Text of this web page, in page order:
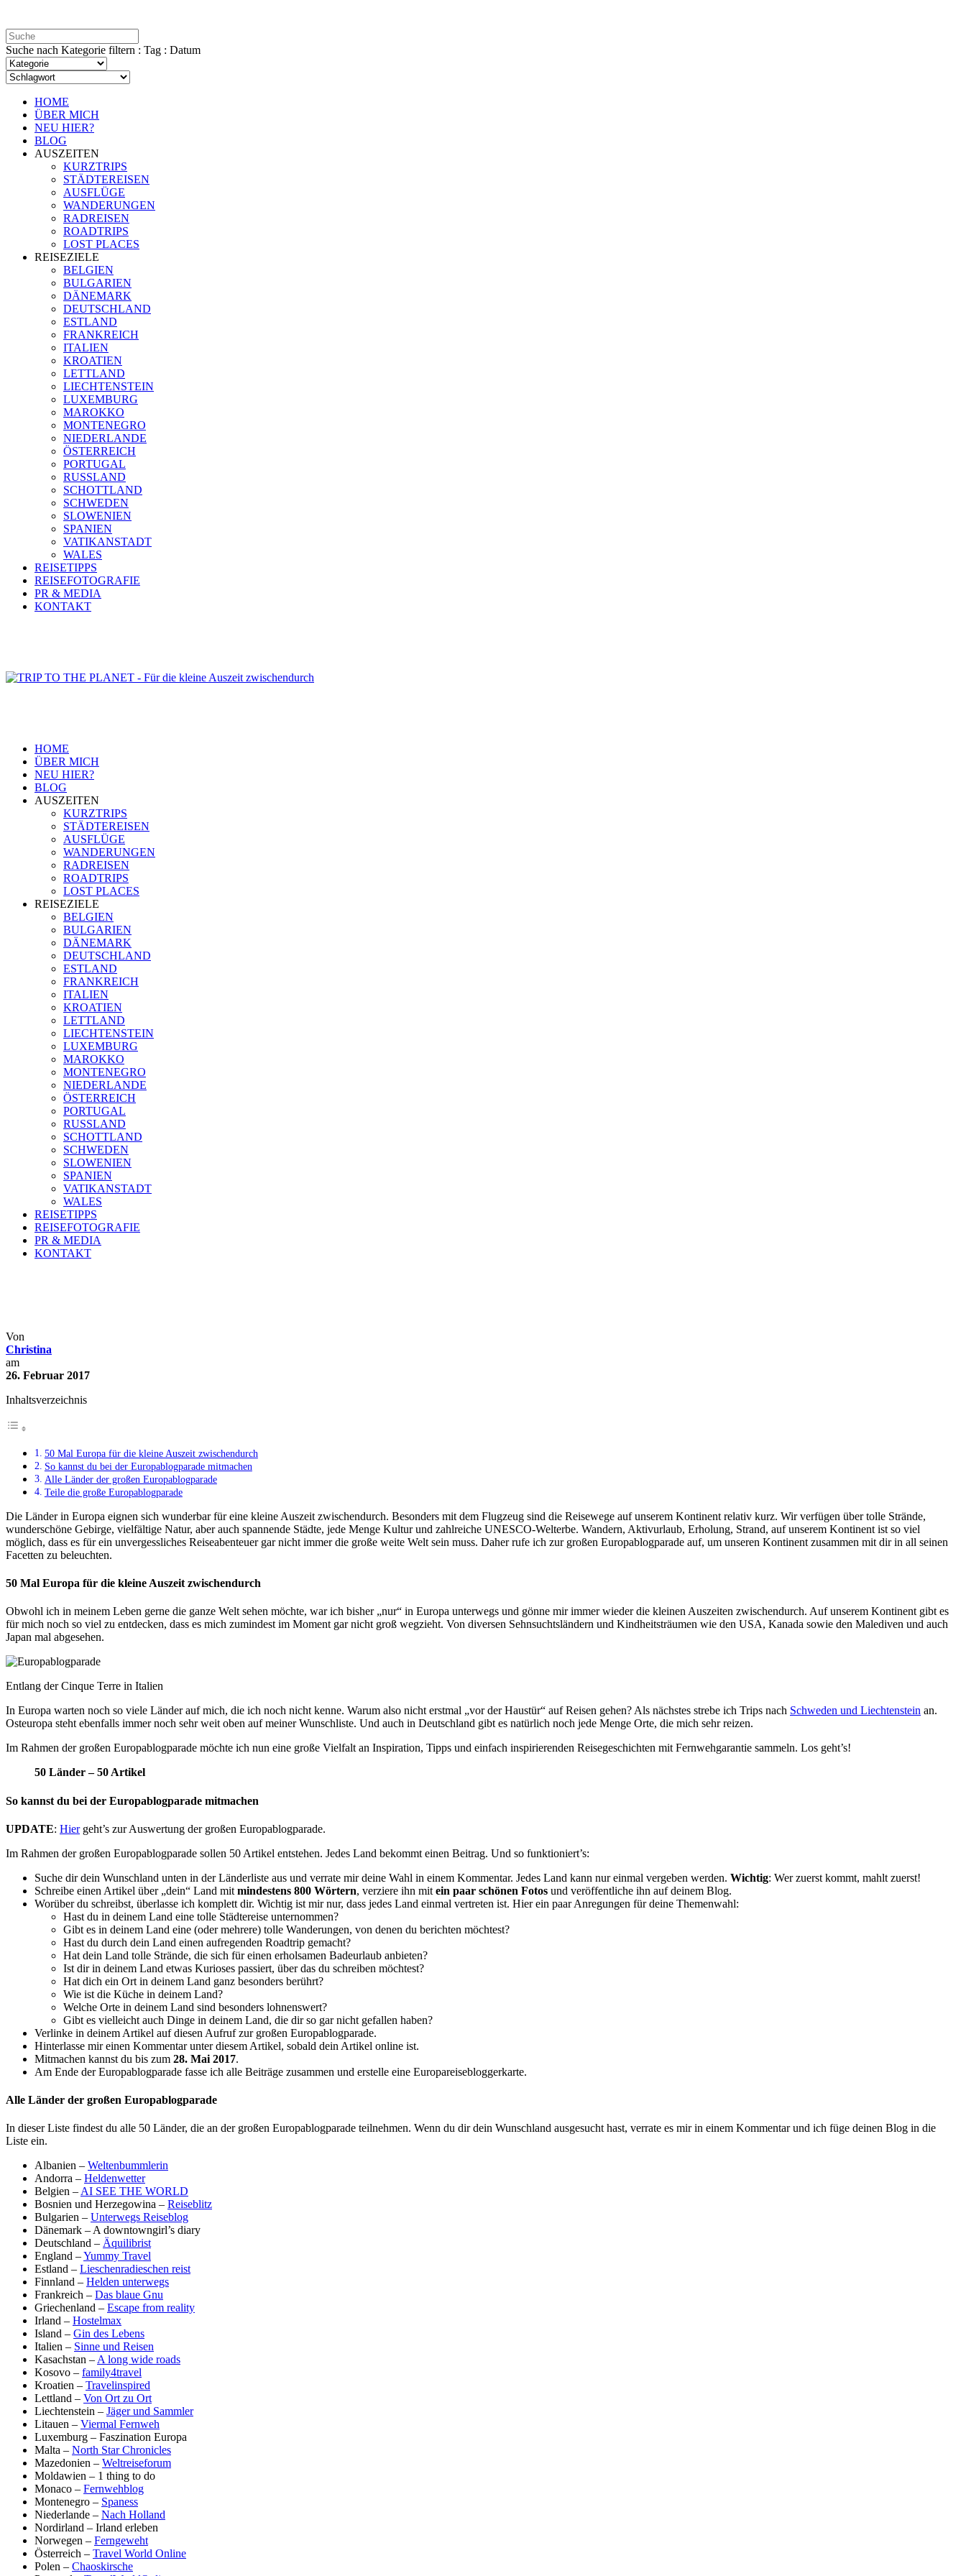
Suche nach Kategorie filtern : Tag : Datum
HOME
ÜBER MICH
NEU HIER?
BLOG
AUSZEITEN
KURZTRIPS
STÄDTEREISEN
AUSFLÜGE
WANDERUNGEN
RADREISEN
ROADTRIPS
LOST PLACES
REISEZIELE
BELGIEN
BULGARIEN
DÄNEMARK
DEUTSCHLAND
ESTLAND
FRANKREICH
ITALIEN
KROATIEN
LETTLAND
LIECHTENSTEIN
LUXEMBURG
MAROKKO
MONTENEGRO
NIEDERLANDE
ÖSTERREICH
PORTUGAL
RUSSLAND
SCHOTTLAND
SCHWEDEN
SLOWENIEN
SPANIEN
VATIKANSTADT
WALES
REISETIPPS
REISEFOTOGRAFIE
PR & MEDIA
KONTAKT
HOME
ÜBER MICH
NEU HIER?
BLOG
AUSZEITEN
KURZTRIPS
STÄDTEREISEN
AUSFLÜGE
WANDERUNGEN
RADREISEN
ROADTRIPS
LOST PLACES
REISEZIELE
BELGIEN
BULGARIEN
DÄNEMARK
DEUTSCHLAND
ESTLAND
FRANKREICH
ITALIEN
KROATIEN
LETTLAND
LIECHTENSTEIN
LUXEMBURG
MAROKKO
MONTENEGRO
NIEDERLANDE
ÖSTERREICH
PORTUGAL
RUSSLAND
SCHOTTLAND
SCHWEDEN
SLOWENIEN
SPANIEN
VATIKANSTADT
WALES
REISETIPPS
REISEFOTOGRAFIE
PR & MEDIA
KONTAKT
Von
Christina
am
26. Februar 2017
Inhaltsverzeichnis
50 Mal Europa für die kleine Auszeit zwischendurch
So kannst du bei der Europablogparade mitmachen
Alle Länder der großen Europablogparade
Teile die große Europablogparade
Die Länder in Europa eignen sich wunderbar für eine kleine Auszeit zwischendurch. Besonders mit dem Flugzeug sind die Reisewege auf unserem Kontinent relativ kurz. Wir verfügen über tolle Strände,
wunderschöne Gebirge, vielfältige Natur, aber auch spannende Städte, jede Menge Kultur und zahlreiche UNESCO-Welterbe. Wandern, Aktivurlaub, Erholung, Strand, auf unserem Kontinent ist so viel
möglich, dass es für ein unvergessliches Reiseabenteuer gar nicht immer die große weite Welt sein muss. Daher rufe ich zur großen Europablogparade auf, um unseren Kontinent zusammen mit dir in all seinen
Facetten zu beleuchten.
50 Mal Europa für die kleine Auszeit zwischendurch
Obwohl ich in meinem Leben gerne die ganze Welt sehen möchte, war ich bisher „nur“ in Europa unterwegs und gönne mir immer wieder die kleinen Auszeiten zwischendurch. Auf unserem Kontinent gibt es
für mich noch so viel zu entdecken, dass es mich zumindest im Moment gar nicht groß wegzieht. Von diversen Sehnsuchtsländern und Kindheitsträumen wie den USA, Kanada sowie den Malediven und auch
Japan mal abgesehen.
Entlang der Cinque Terre in Italien
In Europa warten noch so viele Länder auf mich, die ich noch nicht kenne. Warum also nicht erstmal „vor der Haustür“ auf Reisen gehen? Als nächstes strebe ich Trips nach Schweden und Liechtenstein an.
Osteuropa steht ebenfalls immer noch sehr weit oben auf meiner Wunschliste. Und auch in Deutschland gibt es natürlich noch jede Menge Orte, die mich sehr reizen.
Im Rahmen der großen Europablogparade möchte ich nun eine große Vielfalt an Inspiration, Tipps und einfach inspirierenden Reisegeschichten mit Fernwehgarantie sammeln. Los geht’s!
50 Länder – 50 Artikel
So kannst du bei der Europablogparade mitmachen
UPDATE: Hiergeht’s zur Auswertung der großen Europablogparade.
Im Rahmen der großen Europablogparade sollen 50 Artikel entstehen. Jedes Land bekommt einen Beitrag. Und so funktioniert’s:
Suche dir dein Wunschland unten in der Länderliste aus und verrate mir deine Wahl in einem Kommentar. Jedes Land kann nur einmal vergeben werden. Wichtig: Wer zuerst kommt, mahlt zuerst!
Schreibe einen Artikel über „dein“ Land mit mindestens 800 Wörtern, verziere ihn mit ein paar schönen Fotos und veröffentliche ihn auf deinem Blog.
Worüber du schreibst, überlasse ich komplett dir. Wichtig ist mir nur, dass jedes Land einmal vertreten ist. Hier ein paar Anregungen für deine Themenwahl:
Hast du in deinem Land eine tolle Städtereise unternommen?
Gibt es in deinem Land eine (oder mehrere) tolle Wanderungen, von denen du berichten möchtest?
Hast du durch dein Land einen aufregenden Roadtrip gemacht?
Hat dein Land tolle Strände, die sich für einen erholsamen Badeurlaub anbieten?
Ist dir in deinem Land etwas Kurioses passiert, über das du schreiben möchtest?
Hat dich ein Ort in deinem Land ganz besonders berührt?
Wie ist die Küche in deinem Land?
Welche Orte in deinem Land sind besonders lohnenswert?
Gibt es vielleicht auch Dinge in deinem Land, die dir so gar nicht gefallen haben?
Verlinke in deinem Artikel auf diesen Aufruf zur großen Europablogparade.
Hinterlasse mir einen Kommentar unter diesem Artikel, sobald dein Artikel online ist.
Mitmachen kannst du bis zum 28. Mai 2017.
Am Ende der Europablogparade fasse ich alle Beiträge zusammen und erstelle eine Europareisebloggerkarte.
Alle Länder der großen Europablogparade
In dieser Liste findest du alle 50 Länder, die an der großen Europablogparade teilnehmen. Wenn du dir dein Wunschland ausgesucht hast, verrate es mir in einem Kommentar und ich füge deinen Blog in die
Liste ein.
Albanien – Weltenbummlerin
Andorra – Heldenwetter
Belgien –AI SEE THE WORLD
Bosnien und Herzegowina – Reiseblitz
Bulgarien – Unterwegs Reiseblog
Dänemark – A downtowngirl’s diary
Deutschland – Äquilibrist
England –Yummy Travel
Estland – Lieschenradieschen reist
Finnland – Helden unterwegs
Frankreich – Das blaue Gnu
Griechenland – Escape from reality
Irland – Hostelmax
Island – Gin des Lebens
Italien – Sinne und Reisen
Kasachstan –A long wide roads
Kosovo – family4travel
Kroatien – Travelinspired
Lettland – Von Ort zu Ort
Liechtenstein – Jäger und Sammler
Litauen – Viermal Fernweh
Luxemburg – Faszination Europa
Malta – North Star Chronicles
Mazedonien – Weltreiseforum
Moldawien – 1 thing to do
Monaco – Fernwehblog
Montenegro – Spaness
Niederlande – Nach Holland
Nordirland – Irland erleben
Norwegen – Ferngeweht
Österreich – Travel World Online
Polen – Chaoskirsche